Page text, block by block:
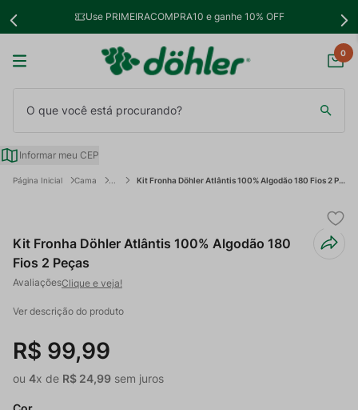
Use PRIMEIRACOMPRA10 e ganhe 10% OFF
0
Informar meu CEP
Cama Kit Fronha Döhler Atlântis 100% Algodão 180 Fios 2 Peças
Kit Fronha Döhler Atlântis 100% Algodão 180
Fios 2 Peças
Clique e veja!
Ver descrição do produto
R$ 99,99
ou 4x de R$ 24,99 sem juros